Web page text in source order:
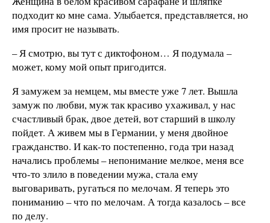
подходит ко мне сама. Улыбается, представляется, но
имя просит не называть.
– Я смотрю, вы тут с диктофоном… Я подумала –
может, кому мой опыт пригодится.
Я замужем за немцем, мы вместе уже 7 лет. Вышла
замуж по любви, муж так красиво ухаживал, у нас
счастливый брак, двое детей, вот старший в школу
пойдет. А живем мы в Германии, у меня двойное
гражданство. И как-то постепенно, года три назад
начались проблемы – непонимание мелкое, меня все
что-то злило в поведении мужа, стала ему
выговаривать, ругаться по мелочам. Я теперь это
пониманию – что по мелочам. А тогда казалось – все
по делу.